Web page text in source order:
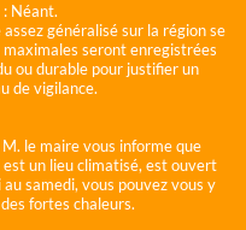
: Néant.
assez généralisé sur la région se
seront enregistrées
ou durable pour justifier un
de vigilance.
le maire vous informe que
un lieu climatisé, est ouvert
samedi, vous pouvez vous y
fortes chaleurs.